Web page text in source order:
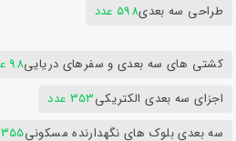
طراحی سه بعدی598 عدد
کشتی های سه بعدی و سفرهای دریایی98 عدد
اجزای سه بعدی الکتریکی353 عدد
سه بعدی بلوک های نگهدارنده مسکونی355 عدد